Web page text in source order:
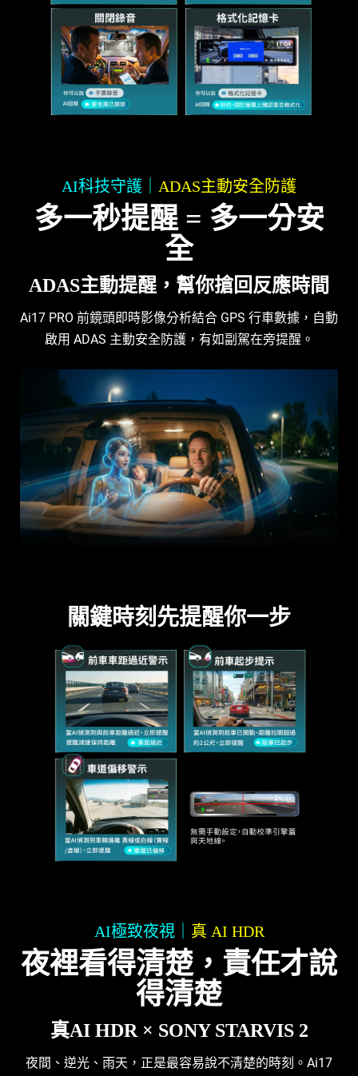
AI科技守護｜ ADAS主動安全防護
多一秒提醒 = 多一分安
全
ADAS主動提醒，幫你搶回反應時間
Ai17 PRO 前鏡頭即時影像分析結合 GPS 行車數據，自動
啟用 ADAS 主動安全防護，有如副駕在旁提醒。
關鍵時刻先提醒你一步
AI極致夜視｜ 真 AI HDR
夜裡看得清楚，責任才說
得清楚
真AI HDR × SONY STARVIS 2
夜間、逆光、雨天，正是最容易說不清楚的時刻。Ai17